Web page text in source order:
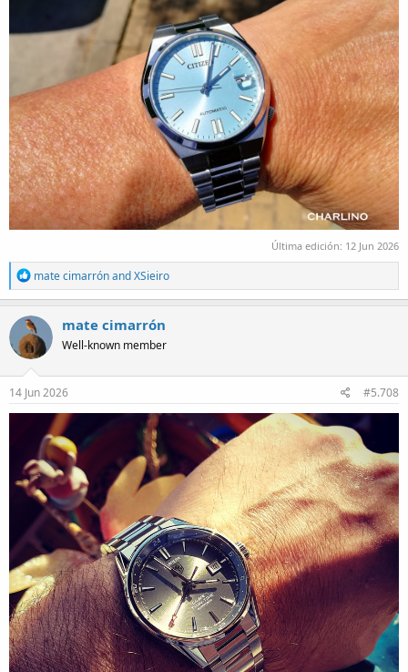
Última edición: 12 Jun 2026
R
e
a
c
t
i
o
n
s
mate cimarrónandXSieiro
mate cimarrón
Well-known member
14 Jun 2026 #5.708